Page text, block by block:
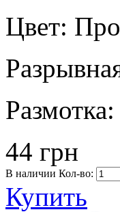
Цвет:
Размотка:
44 грн
В наличии Кол-во:
Купить